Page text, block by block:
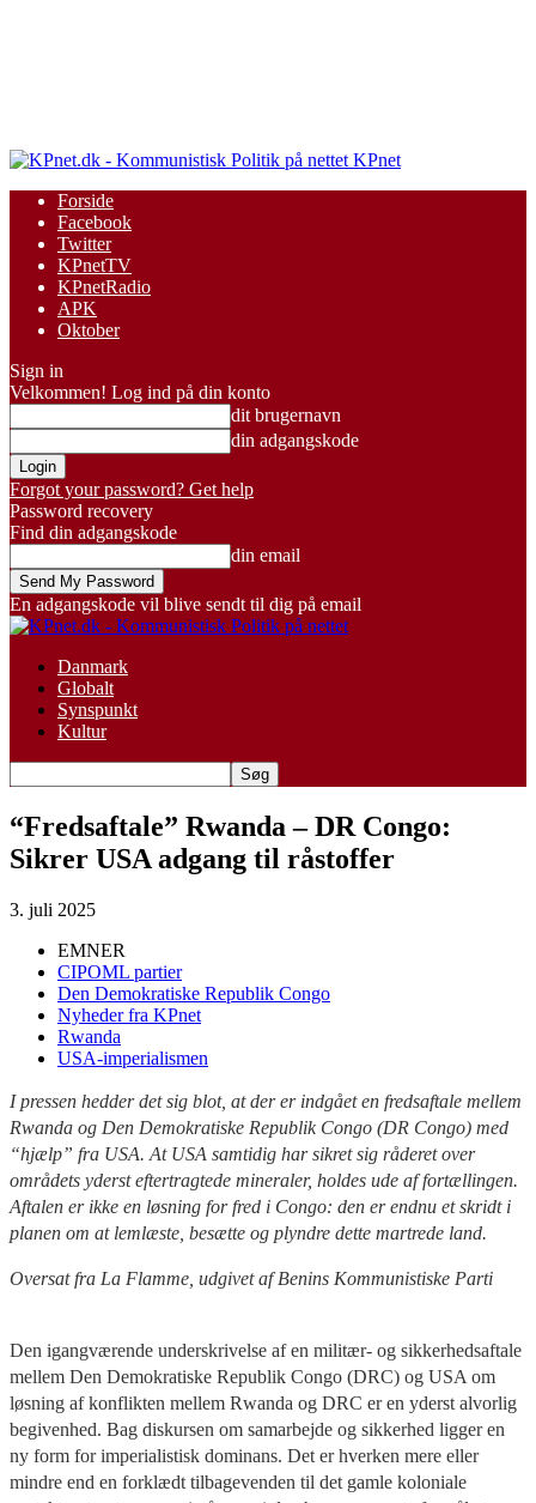
KPnet
Forside
Facebook
Twitter
KPnetTV
KPnetRadio
APK
Oktober
Sign in
Velkommen! Log ind på din konto
dit brugernavn
din adgangskode
Forgot your password? Get help
Password recovery
Find din adgangskode
din email
En adgangskode vil blive sendt til dig på email
Danmark
Globalt
Synspunkt
Kultur
“Fredsaftale” Rwanda – DR Congo:
Sikrer USA adgang til råstoffer
3. juli 2025
EMNER
CIPOML partier
Den Demokratiske Republik Congo
Nyheder fra KPnet
Rwanda
USA-imperialismen
I pressen hedder det sig blot, at der er indgået en fredsaftale mellem
Rwanda og Den Demokratiske Republik Congo (DR Congo) med
“hjælp” fra USA. At USA samtidig har sikret sig råderet over
områdets yderst eftertragtede mineraler, holdes ude af fortællingen.
Aftalen er ikke en løsning for fred i Congo: den er endnu et skridt i
planen om at lemlæste, besætte og plyndre dette martrede land.
Oversat fra La Flamme, udgivet af Benins Kommunistiske Parti
Den igangværende underskrivelse af en militær- og sikkerhedsaftale
mellem Den Demokratiske Republik Congo (DRC) og USA om
løsning af konflikten mellem Rwanda og DRC er en yderst alvorlig
begivenhed. Bag diskursen om samarbejde og sikkerhed ligger en
ny form for imperialistisk dominans. Det er hverken mere eller
mindre end en forklædt tilbagevenden til det gamle koloniale